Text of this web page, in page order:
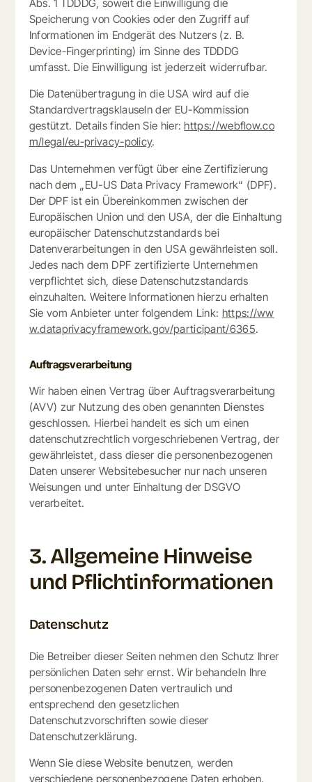
Abs. 1 TDDDG, soweit die Einwilligung die
Speicherung von Cookies oder den Zugriff auf
Informationen im Endgerät des Nutzers (z. B.
Device-Fingerprinting) im Sinne des TDDDG
umfasst. Die Einwilligung ist jederzeit widerrufbar.
Die Datenübertragung in die USA wird auf die
Standardvertragsklauseln der EU-Kommission
gestützt. Details finden Sie hier:https://webflow.co
m/legal/eu-privacy-policy.
Das Unternehmen verfügt über eine Zertifizierung
nach dem „EU-US Data Privacy Framework“ (DPF).
Der DPF ist ein Übereinkommen zwischen der
Europäischen Union und den USA, der die Einhaltung
europäischer Datenschutzstandards bei
Datenverarbeitungen in den USA gewährleisten soll.
Jedes nach dem DPF zertifizierte Unternehmen
verpflichtet sich, diese Datenschutzstandards
einzuhalten. Weitere Informationen hierzu erhalten
Sie vom Anbieter unter folgendem Link: https://ww
w.dataprivacyframework.gov/participant/6365.
Auftragsverarbeitung
Wir haben einen Vertrag über Auftragsverarbeitung
(AVV) zur Nutzung des oben genannten Dienstes
geschlossen. Hierbei handelt es sich um einen
datenschutzrechtlich vorgeschriebenen Vertrag, der
gewährleistet, dass dieser die personenbezogenen
Daten unserer Websitebesucher nur nach unseren
Weisungen und unter Einhaltung der DSGVO
verarbeitet.
3. Allgemeine Hinweise
und Pflicht­informationen
Datenschutz
Die Betreiber dieser Seiten nehmen den Schutz Ihrer
persönlichen Daten sehr ernst. Wir behandeln Ihre
personenbezogenen Daten vertraulich und
entsprechend den gesetzlichen
Datenschutzvorschriften sowie dieser
Datenschutzerklärung.
Wenn Sie diese Website benutzen, werden
verschiedene personenbezogene Daten erhoben.